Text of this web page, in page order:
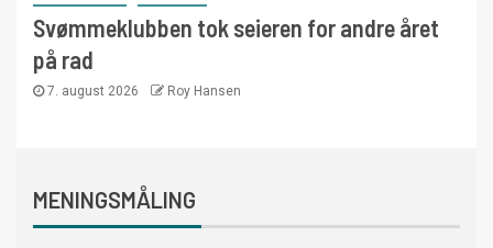
Svømmeklubben tok seieren for andre året
på rad
7. august 2026 Roy Hansen
MENINGSMÅLING